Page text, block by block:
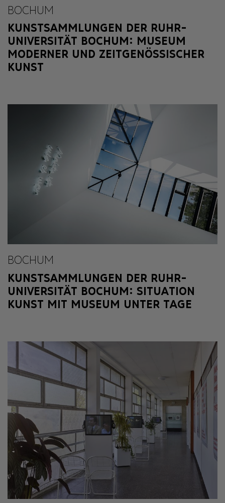
BOCHUM
KUNSTSAMMLUNGEN DER RUHR-
UNIVERSITÄT BOCHUM: MUSEUM
MODERNER UND ZEITGENÖSSISCHER
KUNST
BOCHUM
KUNSTSAMMLUNGEN DER RUHR-
UNIVERSITÄT BOCHUM: SITUATION
KUNST MIT MUSEUM UNTER TAGE